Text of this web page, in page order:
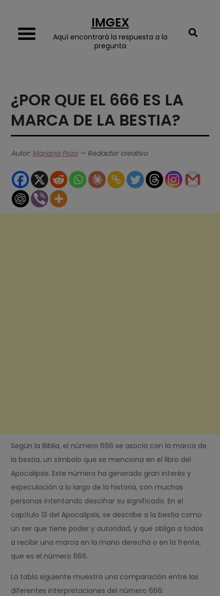
content
IMGEX
Aquí encontrará la respuesta a la
pregunta
¿POR QUE EL 666 ES LA
MARCA DE LA BESTIA?
Autor: Mariana Pozo— Redactor creativo
Según la Biblia, el número 666 se asocia con la marca de
la bestia, un símbolo que se menciona en el libro del
Apocalipsis. Este número ha generado gran interés y
especulación a lo largo de la historia, con muchas
personas intentando descifrar su significado. En el
capítulo 13 del Apocalipsis, se describe a la bestia como
un ser que tiene poder y autoridad, y que obliga a todos
a recibir una marca en la mano derecha o en la frente,
que es el número 666.
La tabla siguiente muestra una comparación entre las
diferentes interpretaciones del número 666: